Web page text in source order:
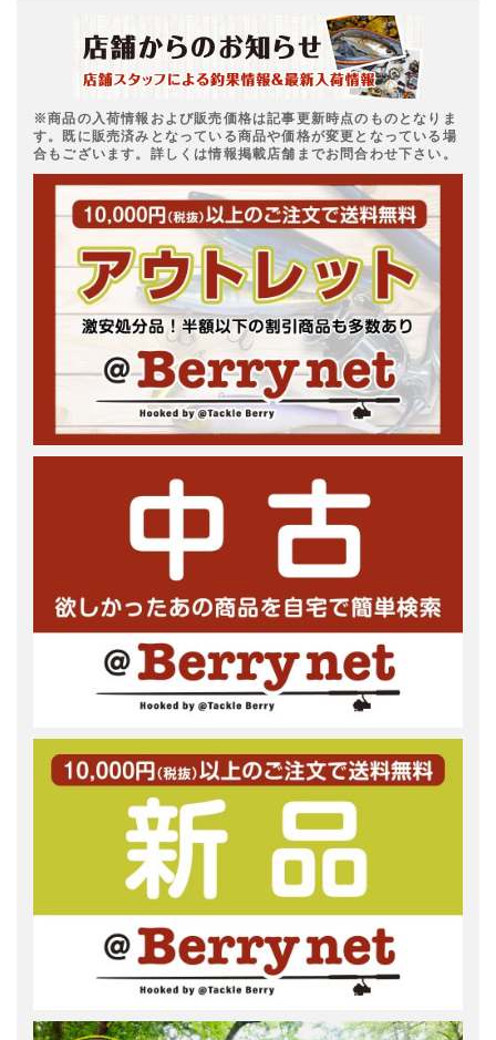
※商品の入荷情報および販売価格は記事更新時点のものとなりま
す。既に販売済みとなっている商品や価格が変更となっている場
合もございます。詳しくは情報掲載店舗までお問合わせ下さい。